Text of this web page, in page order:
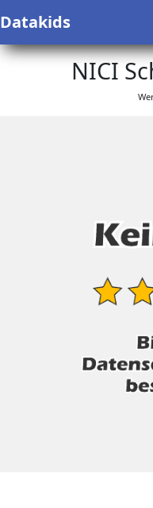
Datakids
NICI